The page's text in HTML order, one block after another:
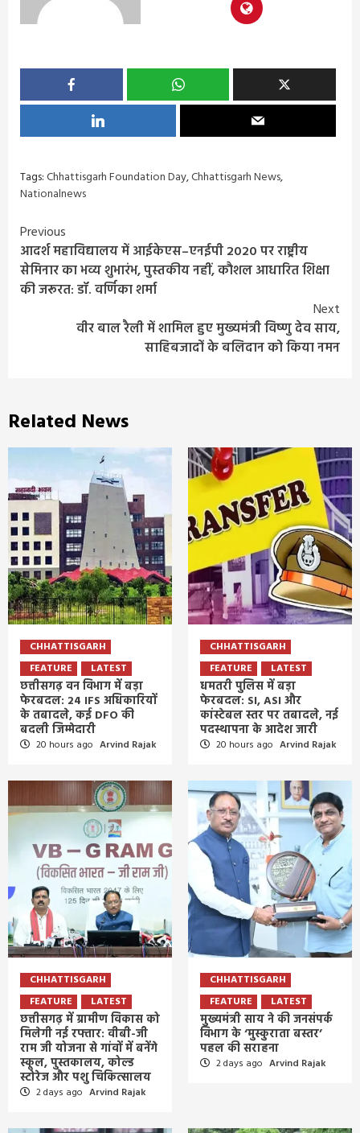
Tags:Chhattisgarh Foundation Day,Chhattisgarh News,
Nationalnews
Continue
Reading
Previous
आदर्श महाविद्यालय में आईकेएस–एनईपी 2020 पर राष्ट्रीय
सेमिनार का भव्य शुभारंभ, पुस्तकीय नहीं, कौशल आधारित शिक्षा
की जरूरत: डॉ. वर्णिका शर्मा
Next
वीर बाल रैली में शामिल हुए मुख्यमंत्री विष्णु देव साय,
साहिबजादों के बलिदान को किया नमन
Related News
CHHATTISGARH
FEATURE
LATEST
छत्तीसगढ़ वन विभाग में बड़ा
फेरबदल: 24 IFS अधिकारियों
के तबादले, कई DFO की
बदली जिम्मेदारी
20 hours ago Arvind Rajak
CHHATTISGARH
FEATURE
LATEST
धमतरी पुलिस में बड़ा
फेरबदल: SI, ASI और
कांस्टेबल स्तर पर तबादले, नई
पदस्थापना के आदेश जारी
20 hours ago Arvind Rajak
CHHATTISGARH
FEATURE
LATEST
छत्तीसगढ़ में ग्रामीण विकास को
मिलेगी नई रफ्तार: वीबी-जी
राम जी योजना से गांवों में बनेंगे
स्कूल, पुस्तकालय, कोल्ड
स्टोरेज और पशु चिकित्सालय
2 days ago Arvind Rajak
CHHATTISGARH
FEATURE
LATEST
मुख्यमंत्री साय ने की जनसंपर्क
विभाग के ‘मुस्कुराता बस्तर’
पहल की सराहना
2 days ago Arvind Rajak